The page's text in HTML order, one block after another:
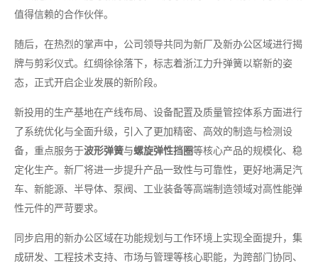
值得信赖的合作伙伴。
随后，在热烈的掌声中，公司领导共同为新厂及新办公区域进行揭
牌与剪彩仪式。红绸徐徐落下，标志着浙江力升弹簧以崭新的姿
态，正式开启企业发展的新阶段。
新投用的生产基地在产线布局、设备配置及质量管控体系方面进行
了系统优化与全面升级，引入了更加精密、高效的制造与检测设
备，重点服务于波形弹簧与螺旋弹性挡圈等核心产品的规模化、稳
定化生产。新厂将进一步提升产品一致性与可靠性，更好地满足汽
车、新能源、半导体、泵阀、工业装备等高端制造领域对高性能弹
性元件的严苛要求。
同步启用的新办公区域在功能规划与工作环境上实现全面提升，集
成研发、工程技术支持、市场与管理等核心职能，为跨部门协同、